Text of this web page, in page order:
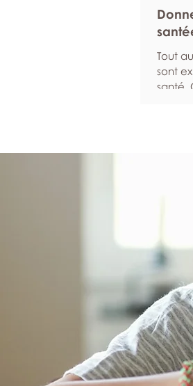
Tout
sont
santé.
pour
santé